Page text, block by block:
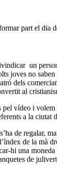
part el dia
un
joves no
dels
al
pel vídeo i
a la ciutat
de regalar,
de la mà
hi una
de